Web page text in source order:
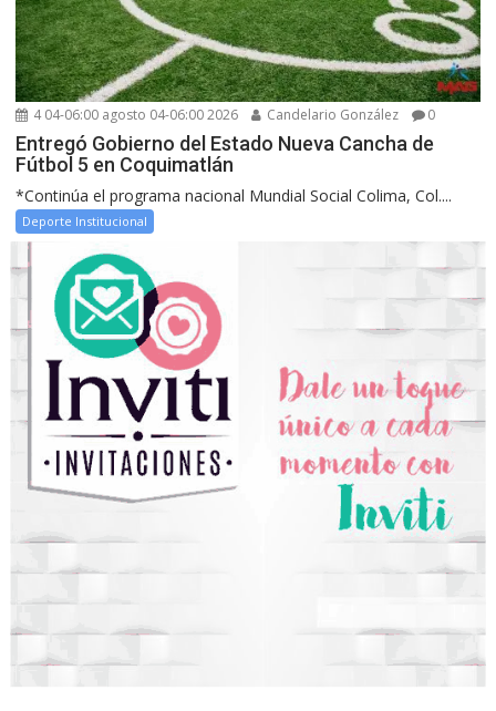
4 04-06:00 agosto 04-06:00 2026 Candelario González 0
Entregó Gobierno del Estado Nueva Cancha de
Fútbol 5 en Coquimatlán
*Continúa el programa nacional Mundial Social Colima, Col....
Deporte Institucional